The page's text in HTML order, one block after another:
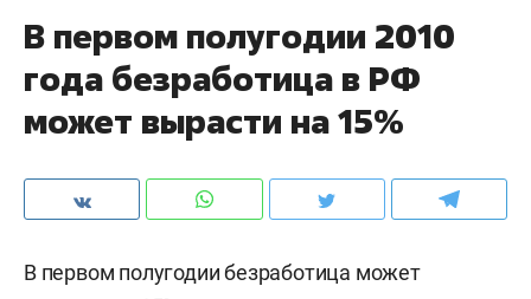
В первом полугодии 2010
года безработица в РФ
может вырасти на 15%
В первом полугодии безработица может